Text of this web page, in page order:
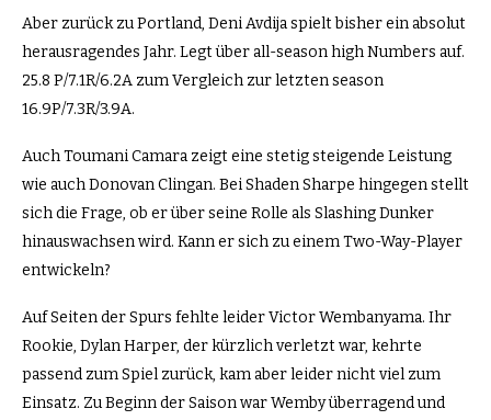
Aber zurück zu Portland, Deni Avdija spielt bisher ein absolut
herausragendes Jahr. Legt über all-season high Numbers auf.
25.8 P/7.1R/6.2A zum Vergleich zur letzten season
16.9P/7.3R/3.9A.
Auch Toumani Camara zeigt eine stetig steigende Leistung
wie auch Donovan Clingan. Bei Shaden Sharpe hingegen stellt
sich die Frage, ob er über seine Rolle als Slashing Dunker
hinauswachsen wird. Kann er sich zu einem Two-Way-Player
entwickeln?
Auf Seiten der Spurs fehlte leider Victor Wembanyama. Ihr
Rookie, Dylan Harper, der kürzlich verletzt war, kehrte
passend zum Spiel zurück, kam aber leider nicht viel zum
Einsatz. Zu Beginn der Saison war Wemby überragend und